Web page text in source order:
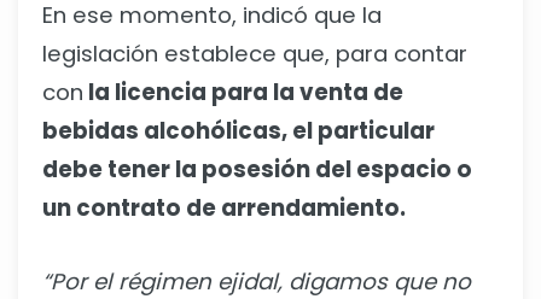
En ese momento, indicó que la
legislación establece que, para contar
con la licencia para la venta de
bebidas alcohólicas, el particular
debe tener la posesión del espacio o
un contrato de arrendamiento.
“Por el régimen ejidal, digamos que no